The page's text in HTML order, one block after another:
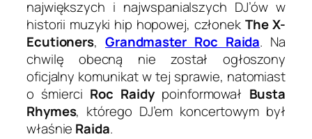
największych i najwspanialszych DJ’ów w
historii muzyki hip hopowej, członek The X-
Ecutioners, Grandmaster Roc Raida. Na
chwilę obecną nie został ogłoszony
oficjalny komunikat w tej sprawie, natomiast
o śmierci Roc Raidy poinformował Busta
Rhymes, którego DJ’em koncertowym był
właśnie Raida.